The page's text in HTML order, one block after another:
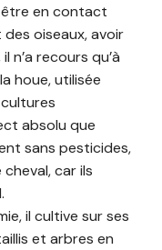
être en contact
oiseaux, avoir
n’a recours qu’à
houe, utilisée
absolu que
sans pesticides,
car ils
il cultive sur ses
et arbres en